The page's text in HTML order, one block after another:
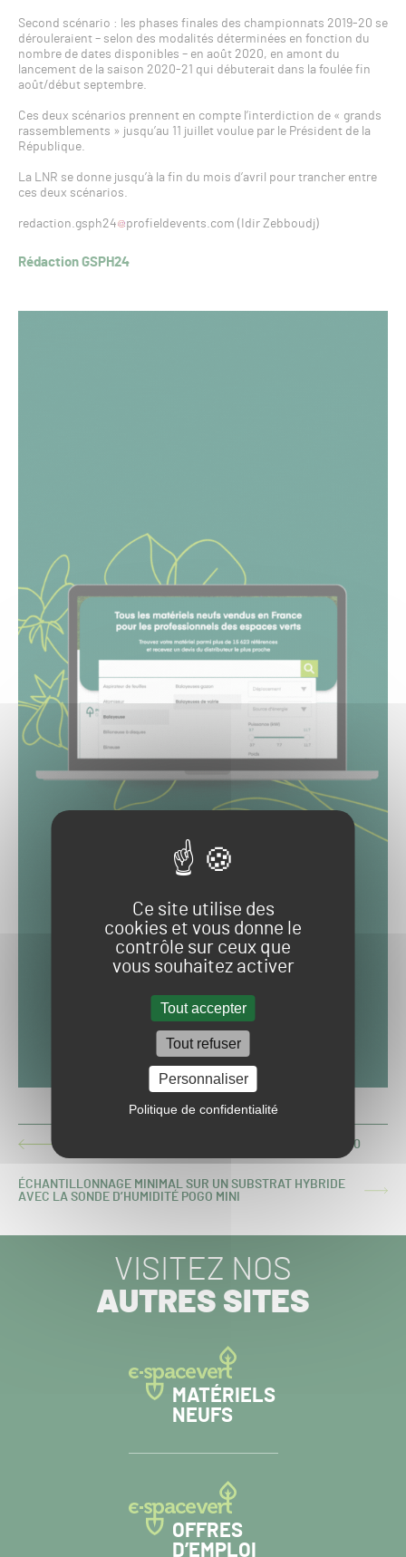
Ce site utilise des
cookies et vous donne le
contrôle sur ceux que
vous souhaitez activer
Tout accepter
Tout refuser
Personnaliser
Politique de confidentialité
Second scénario : les phases finales des championnats 2019-20 se
dérouleraient – selon des modalités déterminées en fonction du
nombre de dates disponibles – en août 2020, en amont du
lancement de la saison 2020-21 qui débuterait dans la foulée fin
août/début septembre.
Ces deux scénarios prennent en compte l’interdiction de « grands
rassemblements » jusqu’au 11 juillet voulue par le Président de la
République.
La LNR se donne jusqu’à la fin du mois d’avril pour trancher entre
ces deux scénarios.
redaction.gsph24 profieldevents.com (Idir Zebboudj)
Rédaction GSPH24
ARTICLE
PRÉCÉDENT :
PAS D'OPEN DE FRANCE AU GOLF NATIONAL EN 2020
ARTICLE
ÉCHANTILLONNAGE MINIMAL SUR UN SUBSTRAT HYBRIDE
AVEC LA SONDE D’HUMIDITÉ POGO MINI
VISITEZ NOS
AUTRES SITES
MATÉRIELS
NEUFS
OFFRES
D’EMPLOI